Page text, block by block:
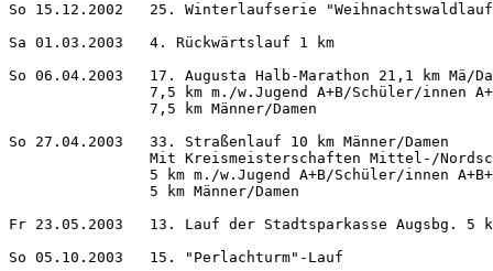
So 15.12.2002   25. Winterlaufserie
Sa 01.03.2003   4. Rückwärtslauf 1 km
So 06.04.2003   17. Augusta Halb-Marathon 21,1 km
7,5 km m./w.Jugend A+B/Schüler/innen
                7,5 km Männer/Damen
So 27.04.2003   33. Straßenlauf 10 km Männer/Damen
Mit Kreismeisterschaften Mittel-/
5 km m./w.Jugend A+B/Schüler/innen
                5 km Männer/Damen
Fr 23.05.2003   13. Lauf der Stadtsparkasse Augsbg. 5
So 05.10.2003   15. "Perlachturm"-Lauf